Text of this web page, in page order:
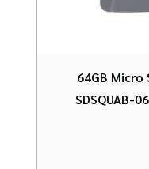
64GB Micro
SDSQUAB-